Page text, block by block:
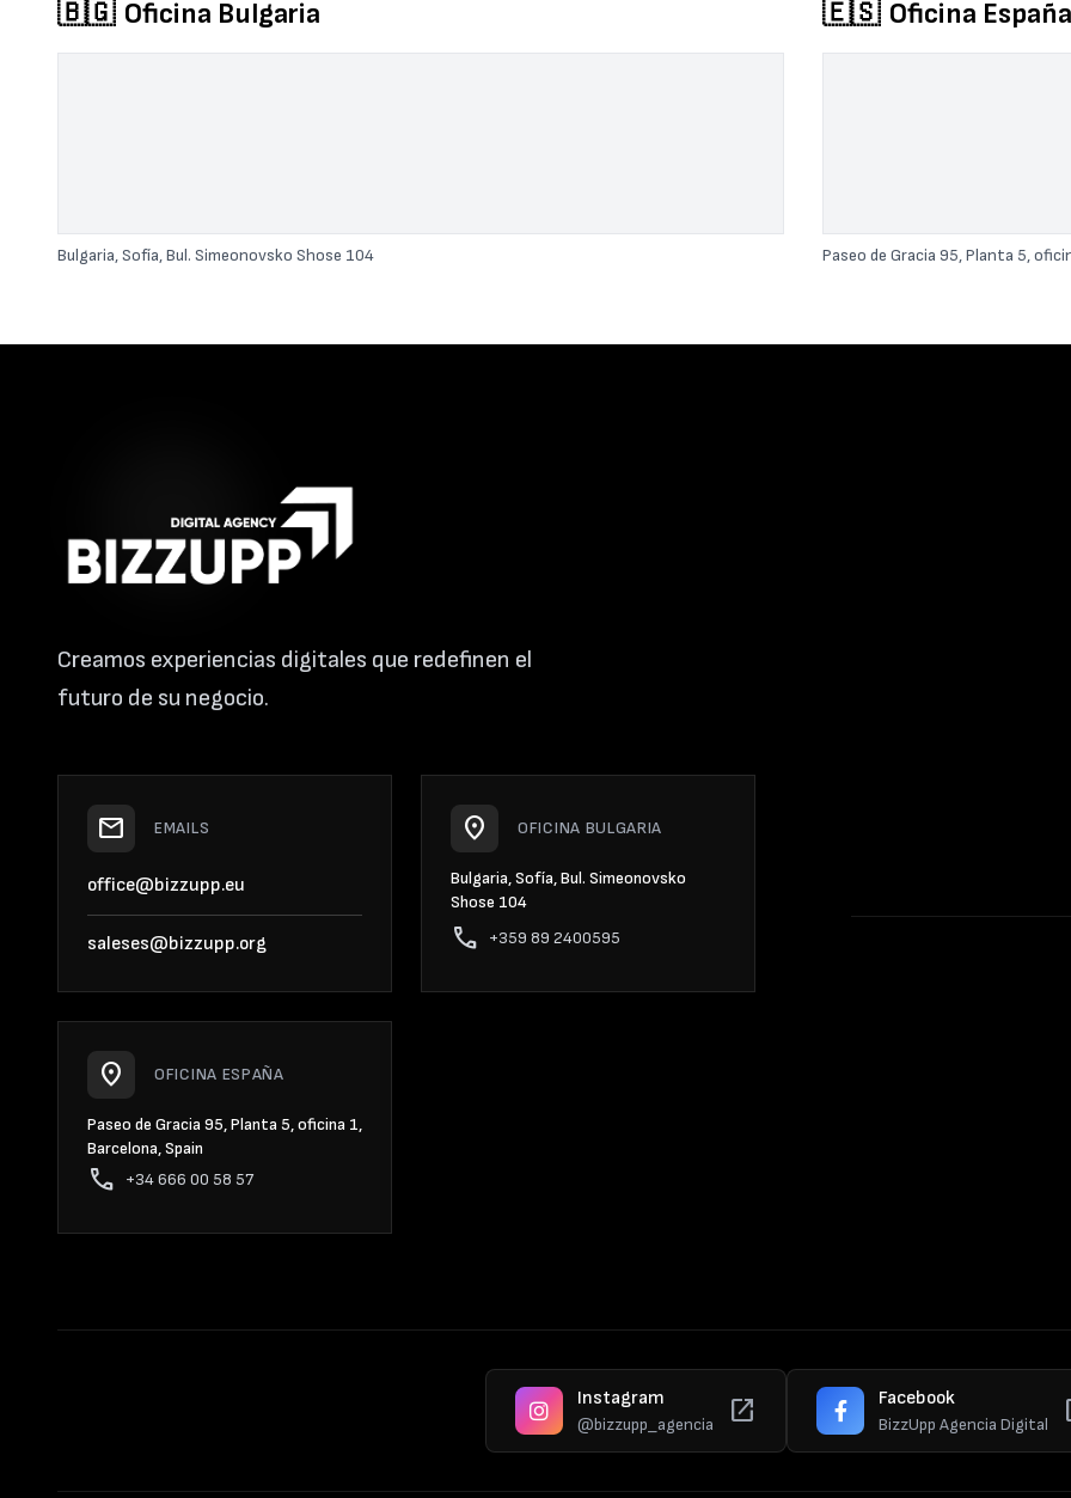
🇧🇬 Oficina Bulgaria
Bulgaria, Sofía, Bul. Simeonovsko Shose 104
🇪🇸 Oficina España
Paseo de Gracia 95, Planta 5,
Creamos experiencias digitales que redefinen el
futuro de su negocio.
mail EMAILS
office@bizzupp.eu
saleses@bizzupp.org
location_on OFICINA BULGARIA
Bulgaria, Sofía, Bul. Simeonovsko
Shose 104
phone +359 89 2400595
location_on OFICINA ESPAÑA
Paseo de Gracia 95, Planta 5, oficina 1,
Barcelona, Spain
phone +34 666 00 58 57
Instagram
@bizzupp_agencia open_in_new Facebook
BizzUpp Agencia Digital